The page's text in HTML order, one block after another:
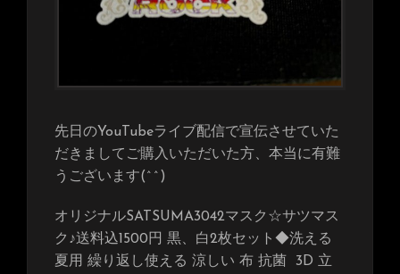
先日のYouTubeライブ配信で宣伝させていた
だきましてご購入いただいた方、本当に有難
うございます(^^)
オリジナルSATSUMA3042マスク☆サツマス
ク♪送料込1500円 黒、白2枚セット◆洗える
夏用 繰り返し使える 涼しい 布 抗菌 3D 立